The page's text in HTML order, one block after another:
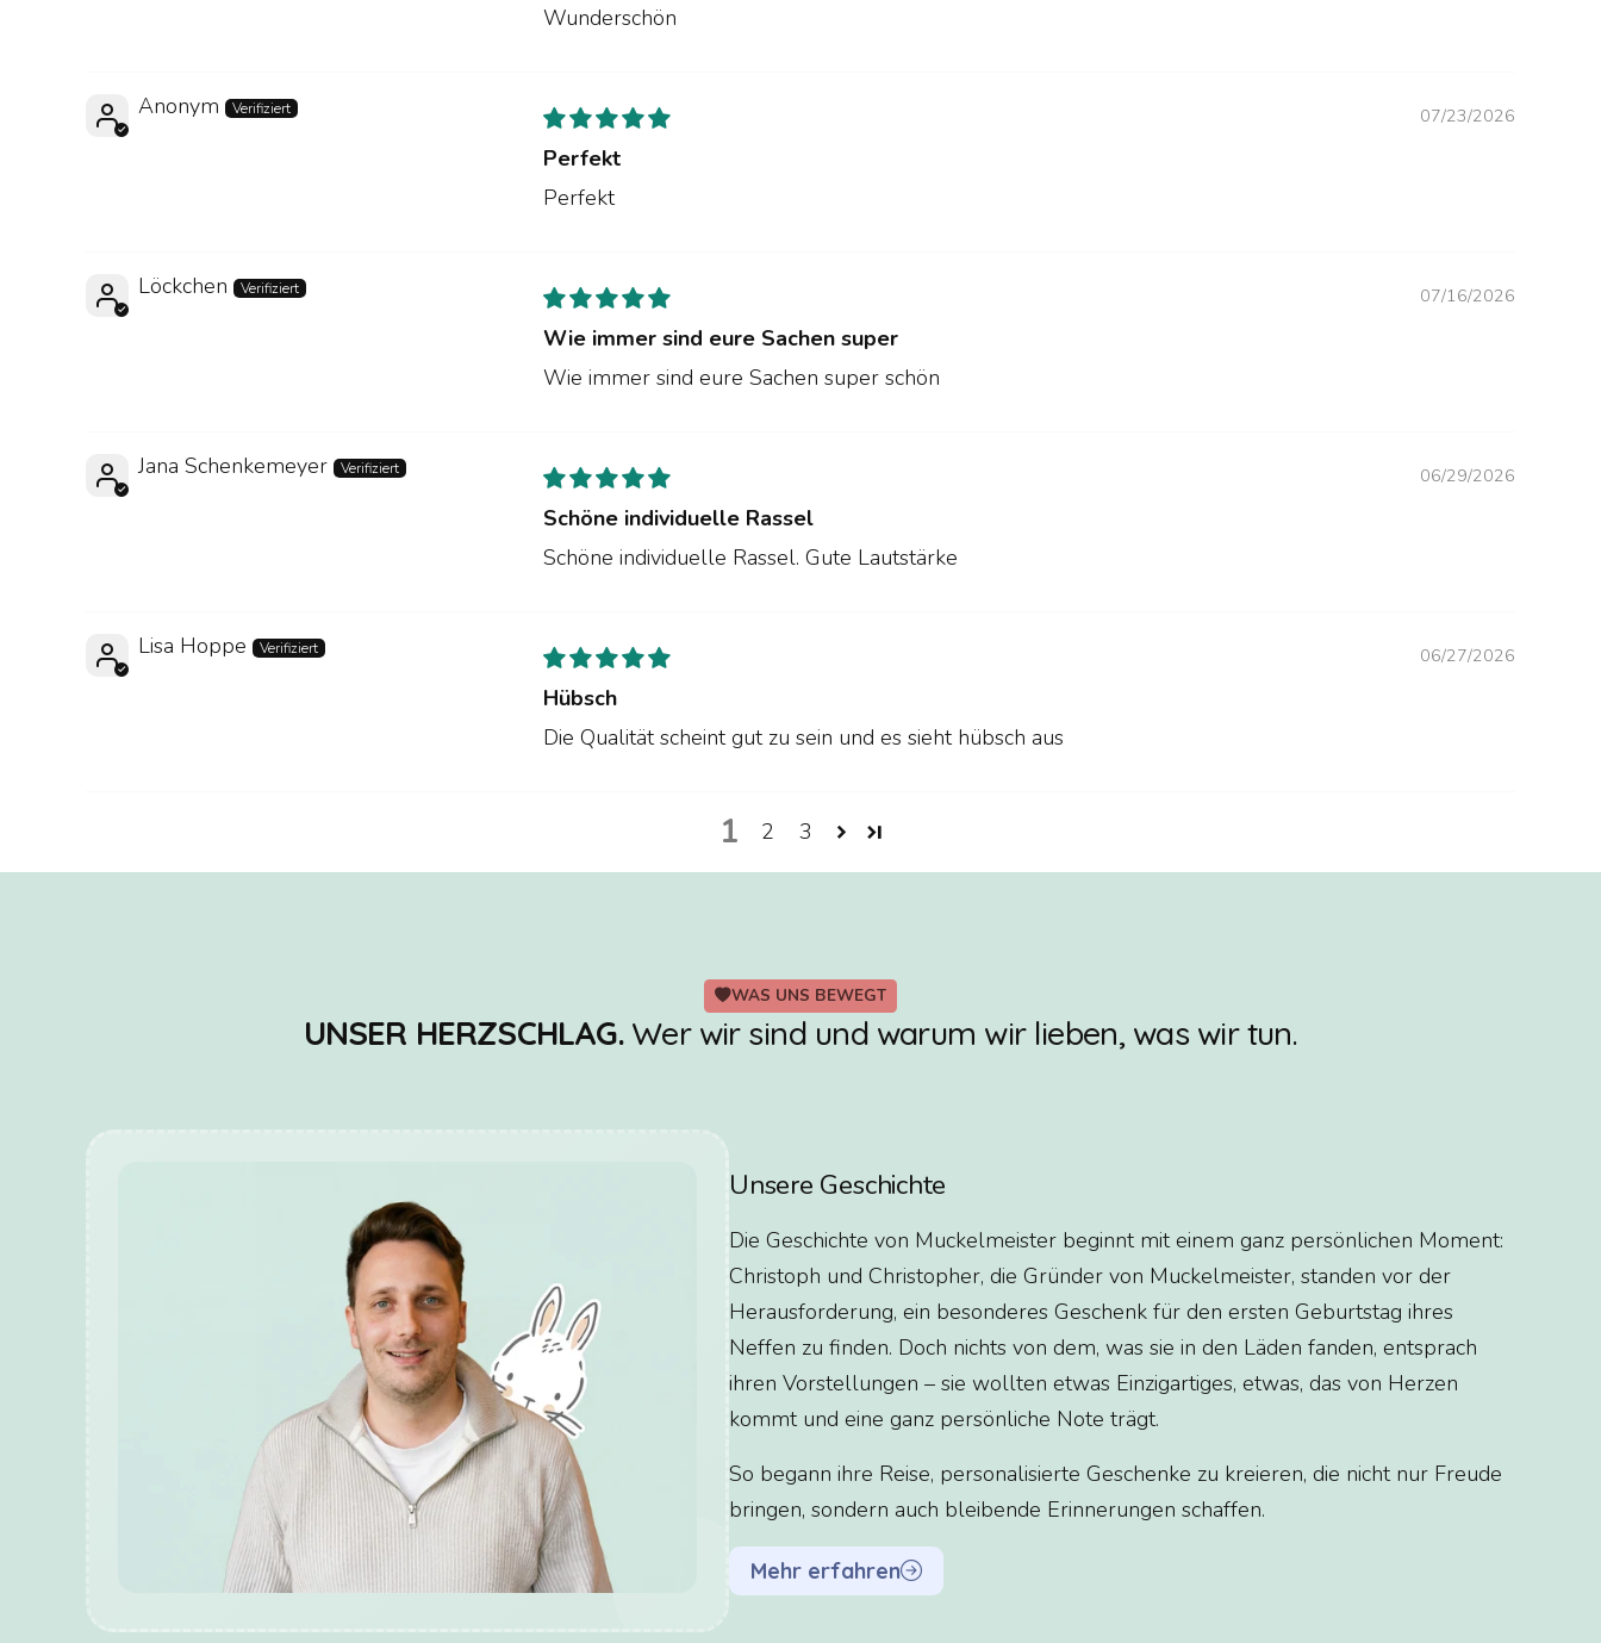
Wunderschön
Anonym 07/23/2026
Perfekt
Perfekt
Löckchen 07/16/2026
Wie immer sind eure Sachen super
Wie immer sind eure Sachen super schön
Jana Schenkemeyer 06/29/2026
Schöne individuelle Rassel
Schöne individuelle Rassel. Gute Lautstärke
Lisa Hoppe 06/27/2026
Hübsch
Die Qualität scheint gut zu sein und es sieht hübsch aus
1 2 3
WAS UNS BEWEGT
UNSER HERZSCHLAG. Wer wir sind und warum wir lieben, was wir tun.
Unsere Geschichte
Die Geschichte von Muckelmeister beginnt mit einem ganz persönlichen Moment:
Christoph und Christopher, die Gründer von Muckelmeister, standen vor der
Herausforderung, ein besonderes Geschenk für den ersten Geburtstag ihres
Neffen zu finden. Doch nichts von dem, was sie in den Läden fanden, entsprach
ihren Vorstellungen – sie wollten etwas Einzigartiges, etwas, das von Herzen
kommt und eine ganz persönliche Note trägt.
So begann ihre Reise, personalisierte Geschenke zu kreieren, die nicht nur Freude
bringen, sondern auch bleibende Erinnerungen schaffen.
Mehr erfahren